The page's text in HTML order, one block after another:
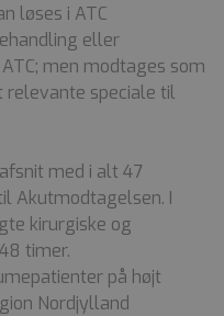
løses i ATC
eller
men modtages som
relevante speciale til
med i alt 47
Akutmodtagelsen. I
kirurgiske og
timer.
på højt
Nordjylland